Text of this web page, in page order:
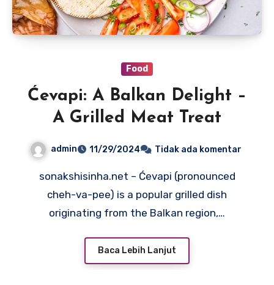
Food
Ćevapi: A Balkan Delight –
A Grilled Meat Treat
admin 11/29/2024 Tidak ada komentar
sonakshisinha.net – Ćevapi (pronounced
cheh-va-pee) is a popular grilled dish
originating from the Balkan region,…
Baca Lebih Lanjut